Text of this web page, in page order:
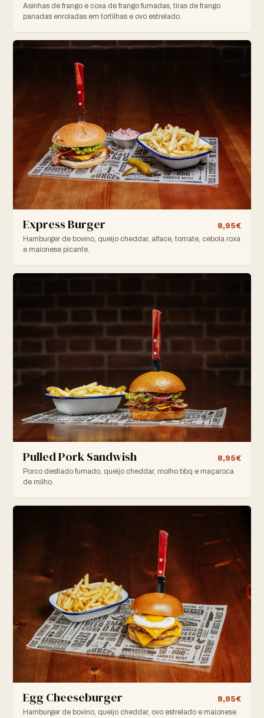
Asinhas de frango e coxa de frango fumadas, tiras de frango
panadas enroladas em tortilhas e ovo estrelado.
Express Burger
8,95€
Hamburger de bovino, queijo cheddar, alface, tomate, cebola roxa
e maionese picante.
Pulled Pork Sandwish
8,95€
Porco desfiado fumado, queijo cheddar, molho bbq e maçaroca
de milho.
Egg Cheeseburger
8,95€
Hamburger de bovino, queijo cheddar, ovo estrelado e maionese